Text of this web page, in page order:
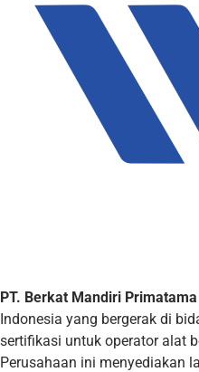
PT. Berkat Mandiri Primatama
Indonesia yang bergerak di
sertifikasi untuk operator alat
Perusahaan ini menyediakan